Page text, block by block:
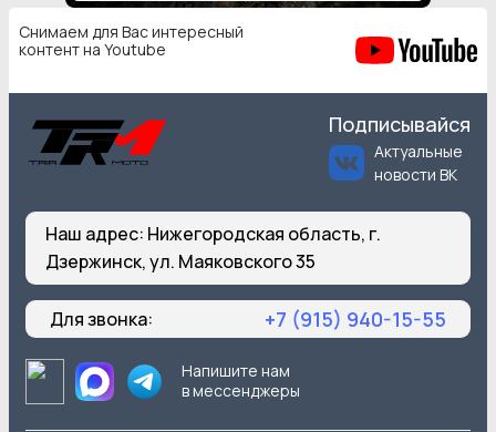
Снимаем для Вас интересный
контент на Youtube
Подписывайся
Актуальные
новости ВК
Наш адрес: Нижегородская область, г.
Дзержинск, ул. Маяковского 35
Для звонка: +7 (915) 940-15-55
Напишите нам
в мессенджеры